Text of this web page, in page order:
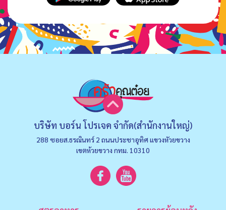
บริษัท บอร์น โปรเจค จำกัด(สำนักงานใหญ่)
288 ซอยส.ธรณินทร์ 2 ถนนประชาอุทิศ แขวงหัวยขวาง
เขตห้วยขวาง กทม. 10310